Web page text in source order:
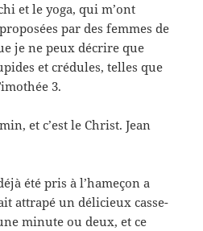
et le yoga, qui m’ont
par des femmes de
je ne peux décrire que
et crédules, telles que
3.
et c’est le Christ. Jean
été pris à l’hameçon a
attrapé un délicieux casse-
minute ou deux, et ce